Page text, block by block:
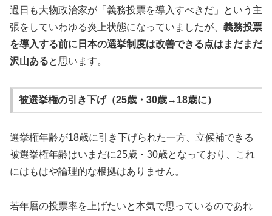
過日も大物政治家が「義務投票を導入すべきだ」という主
張をしていわゆる炎上状態になっていましたが、 義務投票
を導入する前に日本の選挙制度は改善できる点はまだまだ
沢山あると思います。
被選挙権の引き下げ（25歳・30歳→18歳に）
選挙権年齢が18歳に引き下げられた一方、立候補できる
被選挙権年齢はいまだに25歳・30歳となっており、これ
にはもはや論理的な根拠はありません。
若年層の投票率を上げたいと本気で思っているのであれ